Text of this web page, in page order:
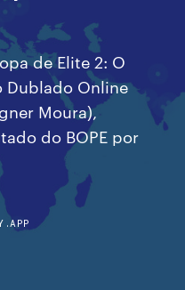
de Elite 2: O
Dublado Online
Moura),
do BOPE por